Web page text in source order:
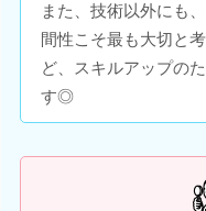
また、技術以外にも
間性こそ最も大切と
ど、スキルアップの
す◎